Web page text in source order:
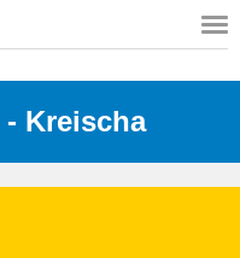
- Kreischa